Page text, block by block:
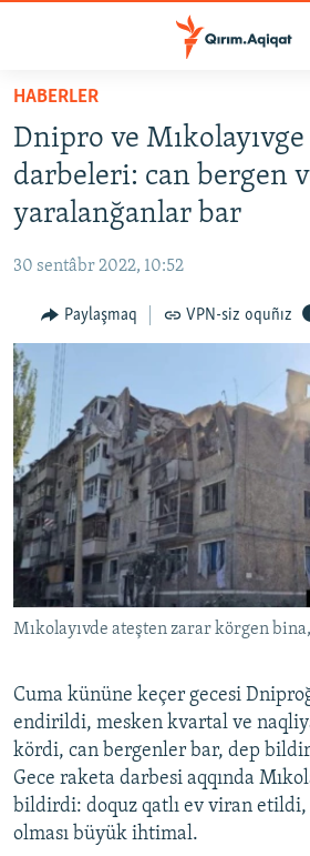
Esas
qaytmaq
Baş
navigatsiyağa
qaytmaq
Qıdıruvğa
SİYASET
İQTİSADİYAT
MEDENİYET
İNSAN AQLARI
VİDEO
SÜRET
BLOGLAR
FİKİR
Русский
Українською
QOŞULIÑIZ!
RFE/RS bütün saytları
HABERLER
Dnipro ve
darbeleri: can bergen
yaralanğanlar bar
30 sentâbr 2022, 10:52
Paylaşmaq VPN-siz oquñız
Mıkolayıvde ateşten zarar körgen
Cuma kününe keçer gecesi
endirildi, mesken kvartal ve
kördi, can bergenler bar, dep
Gece raketa darbesi aqqında
bildirdi: doquz qatlı ev viran etildi,
olması büyük ihtimal.